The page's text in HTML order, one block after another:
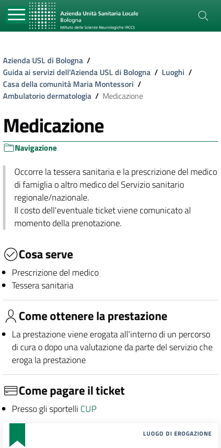
Azienda USL di Bologna /
Guida ai servizi dell'Azienda USL di Bologna / Luoghi /
Casa della comunità Maria Montessori /
Ambulatorio dermatologia / Medicazione
Medicazione
Navigazione
Occorre la tessera sanitaria e la prescrizione del medico
di famiglia o altro medico del Servizio sanitario
regionale/nazionale.
Il costo dell'eventuale ticket viene comunicato al
momento della prenotazione.
Cosa serve
Prescrizione del medico
Tessera sanitaria
Come ottenere la prestazione
La prestazione viene erogata all'interno di un percorso
di cura o dopo una valutazione da parte del servizio che
eroga la prestazione
Come pagare il ticket
Presso gli sportelli CUP
LUOGO DI EROGAZIONE